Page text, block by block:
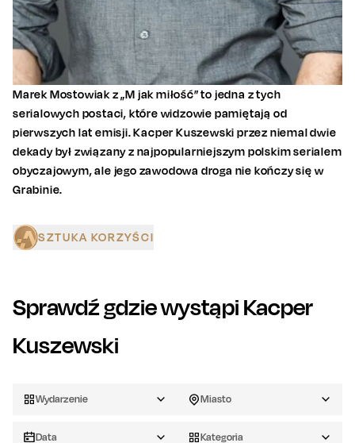
Marek Mostowiak z „M jak miłość” to jedna z tych
serialowych postaci, które widzowie pamiętają od
pierwszych lat emisji. Kacper Kuszewski przez niemal dwie
dekady był związany z najpopularniejszym polskim serialem
obyczajowym, ale jego zawodowa droga nie kończy się w
Grabinie.
SZTUKA KORZYŚCI
Sprawdź gdzie wystąpi Kacper
Kuszewski
Wydarzenie Miasto
Data Kategoria